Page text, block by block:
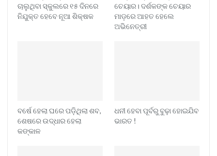
ଚାଲୁଥିବା ସ୍କୁଲରେ ୧୫ ଦିନରେ
ନିଯୁକ୍ତ ହେବେ ନୂଆ ଶିକ୍ଷକ
ଚେୟାର। ଦର୍ଶକଙ୍କ ଚେୟାର
ମାଡ଼ରେ ଆହତ ହେଲେ
ଅଭିନେତ୍ରୀ
ବର୍ଷେ ହେଲା ଘରେ ପଡ଼ିଥିଲା ଶବ,
ଶେଷରେ ଉଦ୍ଧାର ହେଲା
କଙ୍କାଳ
ଧନୀ ହେବା ପୂର୍ବରୁ ବୁଢ଼ା ହୋଇଯିବ
ଭାରତ !